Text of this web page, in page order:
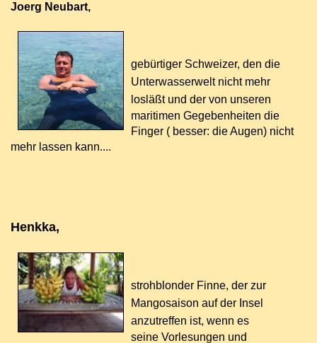
Joerg Neubart,
gebürtiger Schweizer, den die
Unterwasserwelt nicht mehr
losläßt und der von unseren
maritimen Gegebenheiten die
Finger ( besser: die Augen) nicht
mehr lassen kann....
Henkka,
strohblonder Finne, der zur
Mangosaison auf der Insel
anzutreffen ist, wenn es
seine Vorlesungen und